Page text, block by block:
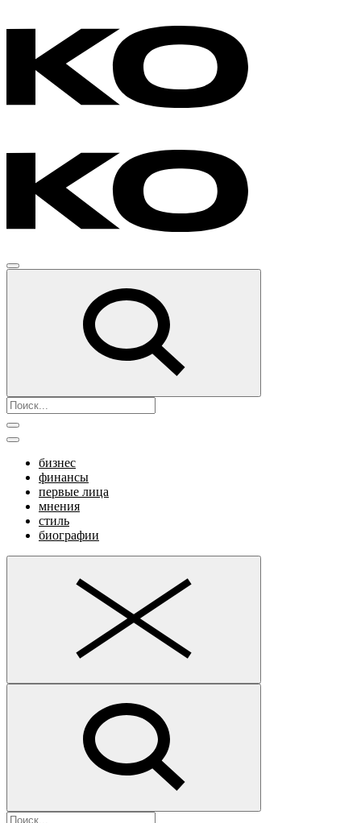
бизнес
финансы
первые лица
мнения
стиль
биографии